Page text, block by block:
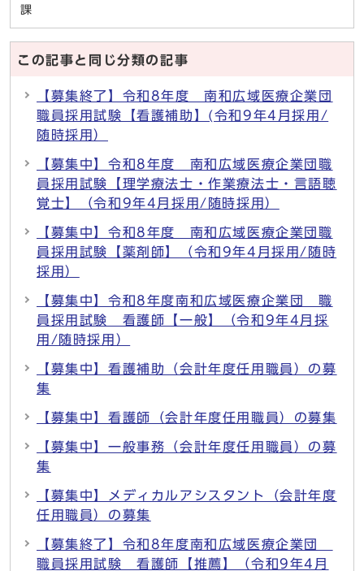
課
この記事と同じ分類の記事
【募集終了】令和8年度 南和広域医療企業団
職員採用試験【看護補助】(令和9年4月採用/
随時採用）
【募集中】令和8年度 南和広域医療企業団職
員採用試験【理学療法士・作業療法士・言語聴
覚士】（令和9年4月採用/随時採用）
【募集中】令和8年度 南和広域医療企業団職
員採用試験【薬剤師】（令和9年4月採用/随時
採用）
【募集中】令和8年度南和広域医療企業団 職
員採用試験 看護師【一般】（令和9年4月採
用/随時採用）
【募集中】看護補助（会計年度任用職員）の募
集
【募集中】看護師（会計年度任用職員）の募集
【募集中】一般事務（会計年度任用職員）の募
集
【募集中】メディカルアシスタント（会計年度
任用職員）の募集
【募集終了】令和8年度南和広域医療企業団
職員採用試験 看護師【推薦】（令和9年4月